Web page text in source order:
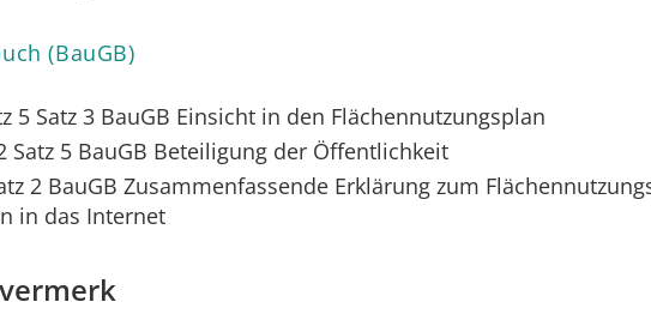
(BauGB)
5 Satz 3 BauGB Einsicht in den Flächennutzungsplan
Satz 5 BauGB Beteiligung der Öffentlichkeit
2 BauGB Zusammenfassende Erklärung zum
in das Internet